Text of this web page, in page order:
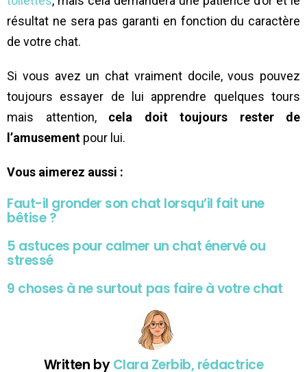
résultat ne sera pas garanti en fonction du caractère
de votre chat.
Si vous avez un chat vraiment docile, vous pouvez
toujours essayer de lui apprendre quelques tours
mais attention, cela doit toujours rester de
l’amusement pour lui.
Vous aimerez aussi :
Faut-il gronder son chat lorsqu’il fait une
bêtise ?
5 astuces pour calmer un chat énervé ou
stressé
9 choses à ne surtout pas faire à votre chat
Written byClara Zerbib, rédactrice